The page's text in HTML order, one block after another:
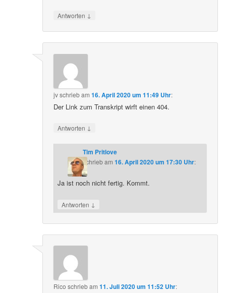
Antworten ↓
jvschriebam16. April 2020 um 11:49 Uhr:
Der Link zum Transkript wirft einen 404.
Antworten ↓
Tim Pritlove
schriebam 16. April 2020 um 17:30 Uhr:
Ja ist noch nicht fertig. Kommt.
Antworten ↓
Rico schriebam11. Juli 2020 um 11:52 Uhr: